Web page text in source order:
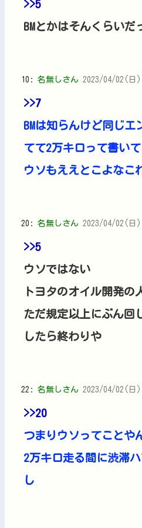
>>5
BMとかはそんくらいだ
10: 名無しさん 2023/04/02(日
>>7
BMは知らんけど同じ
てて2万キロって書い
ウソもええとこよなこ
20: 名無しさん 2023/04/02(日
>>5
ウソではない
トヨタのオイル開発の
ただ規定以上にぶん回
したら終わりや
22: 名無しさん 2023/04/02(日
>>20
つまりウソってことや
2万キロ走る間に渋滞
し